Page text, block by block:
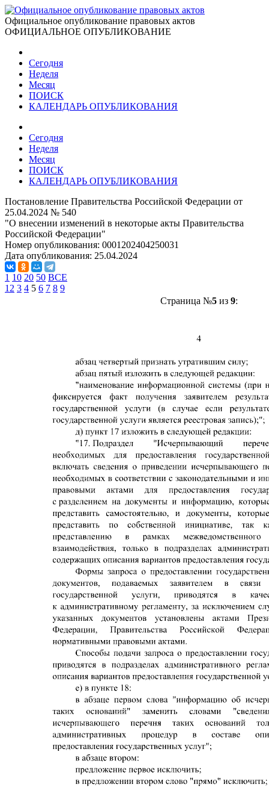
Официальное опубликование правовых актов
ОФИЦИАЛЬНОЕ ОПУБЛИКОВАНИЕ
Сегодня
Неделя
Месяц
ПОИСК
КАЛЕНДАРЬ ОПУБЛИКОВАНИЯ
Сегодня
Неделя
Месяц
ПОИСК
КАЛЕНДАРЬ ОПУБЛИКОВАНИЯ
Постановление Правительства Российской Федерации от
25.04.2024 № 540
"О внесении изменений в некоторые акты Правительства
Российской Федерации"
Номер опубликования: 0001202404250031
Дата опубликования: 25.04.2024
1 10 20 50 ВСЕ
1 2 3 4 5 6 7 8 9
Страница №5из 9: